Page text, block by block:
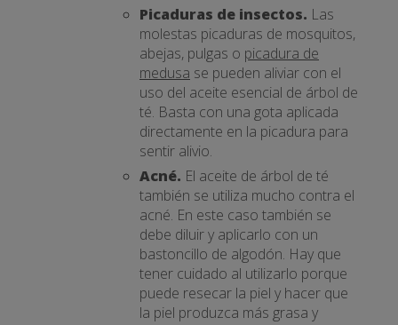
Picaduras de insectos. Las
molestas picaduras de mosquitos,
abejas, pulgas o picadura de
medusa se pueden aliviar con el
uso del aceite esencial de árbol de
té. Basta con una gota aplicada
directamente en la picadura para
sentir alivio.
Acné. El aceite de árbol de té
también se utiliza mucho contra el
acné. En este caso también se
debe diluir y aplicarlo con un
bastoncillo de algodón. Hay que
tener cuidado al utilizarlo porque
puede resecar la piel y hacer que
la piel produzca más grasa y